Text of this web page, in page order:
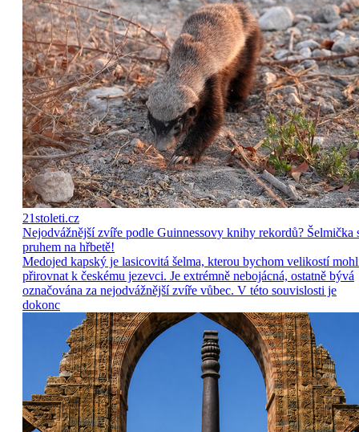
21stoleti.cz
Nejodvážnější zvíře podle Guinnessovy knihy rekordů? Šelmička
pruhem na hřbetě!
Medojed kapský je lasicovitá šelma, kterou bychom velikostí
přirovnat k českému jezevci. Je extrémně nebojácná, ostatně bývá
označována za nejodvážnější zvíře vůbec. V této souvislosti je
dokonc